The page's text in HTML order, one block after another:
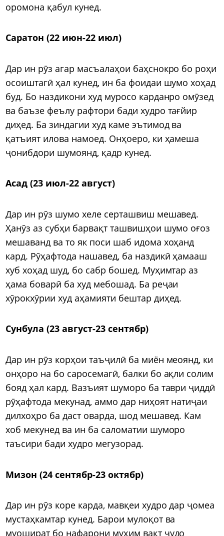
оромона қабул кунед.
Саратон (22 июн-22 июл)
Дар ин рӯз агар масъалаҳои баҳснокро бо роҳи
осоиштагӣ ҳал кунед, ин ба фоидаи шумо хоҳад
буд. Бо наздикони худ муросо карданро омӯзед
ва баъзе феълу рафтори бади худро тағйир
диҳед. Ба зиндагии худ каме эътимод ва
қатъият илова намоед. Онҳоеро, ки ҳамеша
ҷонибдори шумоянд, қадр кунед.
Асад (23 июл-22 август)
Дар ин рӯз шумо хеле серташвиш мешавед.
Ҳанӯз аз субҳи барвақт ташвишҳои шумо оғоз
мешаванд ва то як поси шаб идома хоҳанд
кард. Рӯҳафтода нашавед, ба наздикӣ ҳамааш
хуб хоҳад шуд, бо сабр бошед. Муҳимтар аз
ҳама боварӣ ба худ мебошад. Ба реҷаи
хӯрокхӯрии худ аҳамияти бештар диҳед.
Сунбула (23 август-23 сентябр)
Дар ин рӯз корҳои таъҷилӣ ба миён меоянд, ки
онҳоро на бо саросемагӣ, балки бо ақли солим
бояд ҳал кард. Вазъият шуморо ба таври ҷиддӣ
рӯҳафтода мекунад, аммо дар ниҳоят натиҷаи
дилхоҳро ба даст оварда, шод мешавед. Кам
хоб мекунед ва ин ба саломатии шуморо
таъсири бади худро мегузорад.
Мизон (24 сентябр-23 октябр)
Дар ин рӯз коре карда, мавқеи худро дар ҷомеа
мустаҳкамтар кунед. Барои мулоқот ва
муошират бо нафарони муҳим вақт ҷудо